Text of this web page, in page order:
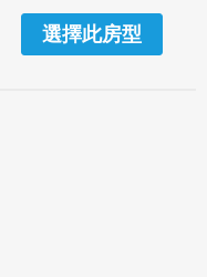
選擇此房型